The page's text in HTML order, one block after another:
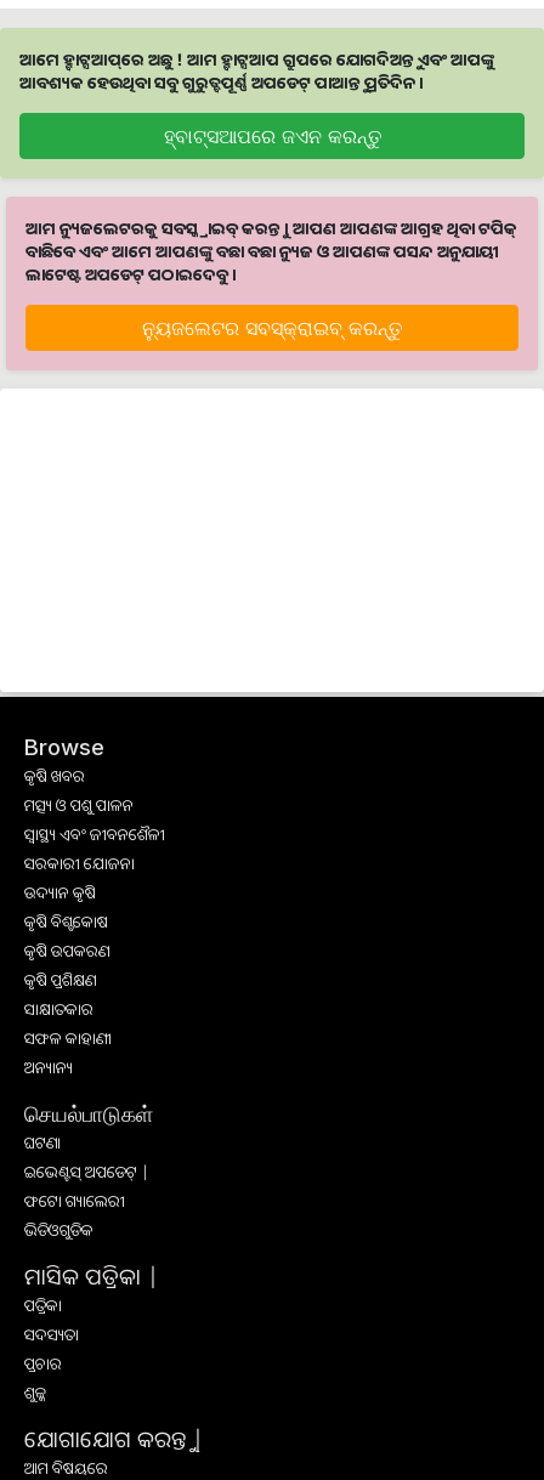
ଆମେ ହ୍ବାଟ୍ସଆପ୍‌ରେ ଅଛୁ ! ଆମ ହ୍ବାଟ୍ସଆପ ଗ୍ରୁପରେ ଯୋଗଦିଅନ୍ତୁ ଏବଂ ଆପଙ୍କୁ
ଆବଶ୍ୟକ ହେଉଥିବା ସବୁ ଗୁରୁତ୍ବପୂର୍ଣ୍ଣ ଅପଡେଟ୍‌ ପାଆନ୍ତୁ ପ୍ରତିଦିନ ।
ହ୍ବାଟ୍ସଆପରେ ଜଏନ କରନ୍ତୁ
ଆମ ନ୍ୟୁଜଲେଟରକୁ ସବସ୍କ୍ରାଇବ୍ କରନ୍ତୁ । ଆପଣ ଆପଣଙ୍କ ଆଗ୍ରହ ଥିବା ଟପିକ୍‌
ବାଛିବେ ଏବଂ ଆମେ ଆପଣଙ୍କୁ ବଛା ବଛା ନ୍ୟୁଜ ଓ ଆପଣଙ୍କ ପସନ୍ଦ ଅନୁଯାୟୀ
ଲାଟେଷ୍ଟ ଅପଡେଟ୍‌ ପଠାଇଦେବୁ ।
ନ୍ୟୁଜଲେଟର ସବସ୍କ୍ରାଇବ୍‌ କରନ୍ତୁ
Browse
କୃଷି ଖବର
ମତ୍ସ୍ୟ ଓ ପଶୁ ପାଳନ
ସ୍ୱାସ୍ଥ୍ୟ ଏବଂ ଜୀବନଶୈଳୀ
ସରକାରୀ ଯୋଜନା
ଉଦ୍ୟାନ କୃଷି
କୃଷି ବିଶ୍ବକୋଷ
କୃଷି ଉପକରଣ
କୃଷି ପ୍ରଶିକ୍ଷଣ
ସାକ୍ଷାତକାର
ସଫଳ କାହାଣୀ
ଅନ୍ୟାନ୍ୟ
செயல்பாடுகள்
ଘଟଣା
ଇଭେଣ୍ଟସ୍ ଅପଡେଟ୍ |
ଫଟୋ ଗ୍ୟାଲେରୀ
ଭିଡିଓଗୁଡିକ
ମାସିକ ପତ୍ରିକା |
ପତ୍ରିକା
ସଦସ୍ୟତା
ପ୍ରଚାର
ଶୁଳ୍କ
ଯୋଗାଯୋଗ କରନ୍ତୁ |
ଆମ ବିଷୟରେ